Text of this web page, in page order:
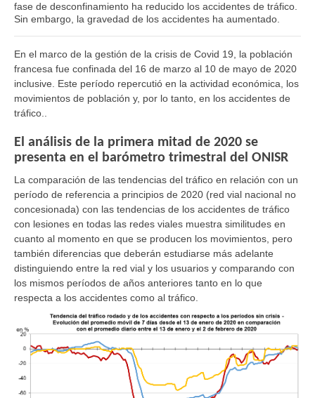
fase de desconfinamiento ha reducido los accidentes de tráfico.
Sin embargo, la gravedad de los accidentes ha aumentado.
En el marco de la gestión de la crisis de Covid 19, la población
francesa fue confinada del 16 de marzo al 10 de mayo de 2020
inclusive. Este período repercutió en la actividad económica, los
movimientos de población y, por lo tanto, en los accidentes de
tráfico..
El análisis de la primera mitad de 2020 se
presenta en el barómetro trimestral del ONISR
La comparación de las tendencias del tráfico en relación con un
período de referencia a principios de 2020 (red vial nacional no
concesionada) con las tendencias de los accidentes de tráfico
con lesiones en todas las redes viales muestra similitudes en
cuanto al momento en que se producen los movimientos, pero
también diferencias que deberán estudiarse más adelante
distinguiendo entre la red vial y los usuarios y comparando con
los mismos períodos de años anteriores tanto en lo que
respecta a los accidentes como al tráfico.